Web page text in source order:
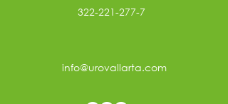
322-221-277-7
info@urovallarta.com